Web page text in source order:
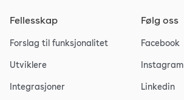
Fellesskap
Forslag til funksjonalitet
Utviklere
Integrasjoner
Følg oss
Facebook
Instagram
Linkedin